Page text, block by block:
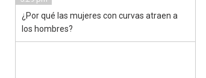
¿Por qué las mujeres con curvas atraen a
los hombres?